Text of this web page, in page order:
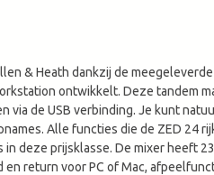
& Heath dankzij de meegeleverde
ontwikkelt. Deze tandem
via de USB verbinding. Je kunt
Alle functies die de ZED 24
deze prijsklasse. De mixer heeft
en return voor PC of Mac,